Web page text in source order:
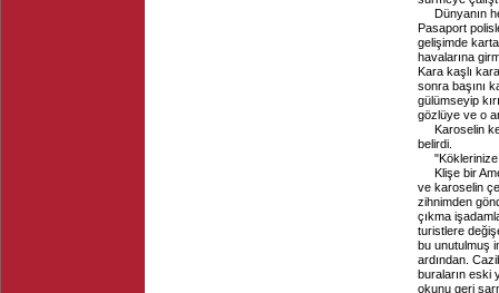
Dünyanın
Pasaport
gelişimde
havalarına
Kara kaşlı
sonra başını
gülümseyip
gözlüye ve o
Karoselin
belirdi.
"Köklerinize
Klişe bir
ve karoselin
zihnimden
çıkma
turistlere
bu unutulmuş
ardından.
buraların eski
okunu geri